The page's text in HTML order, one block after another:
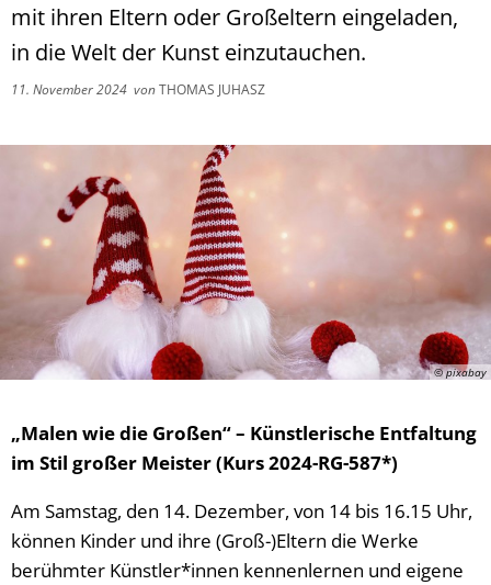
mit ihren Eltern oder Großeltern eingeladen,
in die Welt der Kunst einzutauchen.
11. November 2024 vonTHOMAS JUHASZ
© pixabay
„Malen wie die Großen“ – Künstlerische Entfaltung
im Stil großer Meister (Kurs 2024-RG-587*)
Am Samstag, den 14. Dezember, von 14 bis 16.15 Uhr,
können Kinder und ihre (Groß-)Eltern die Werke
berühmter Künstler*innen kennenlernen und eigene